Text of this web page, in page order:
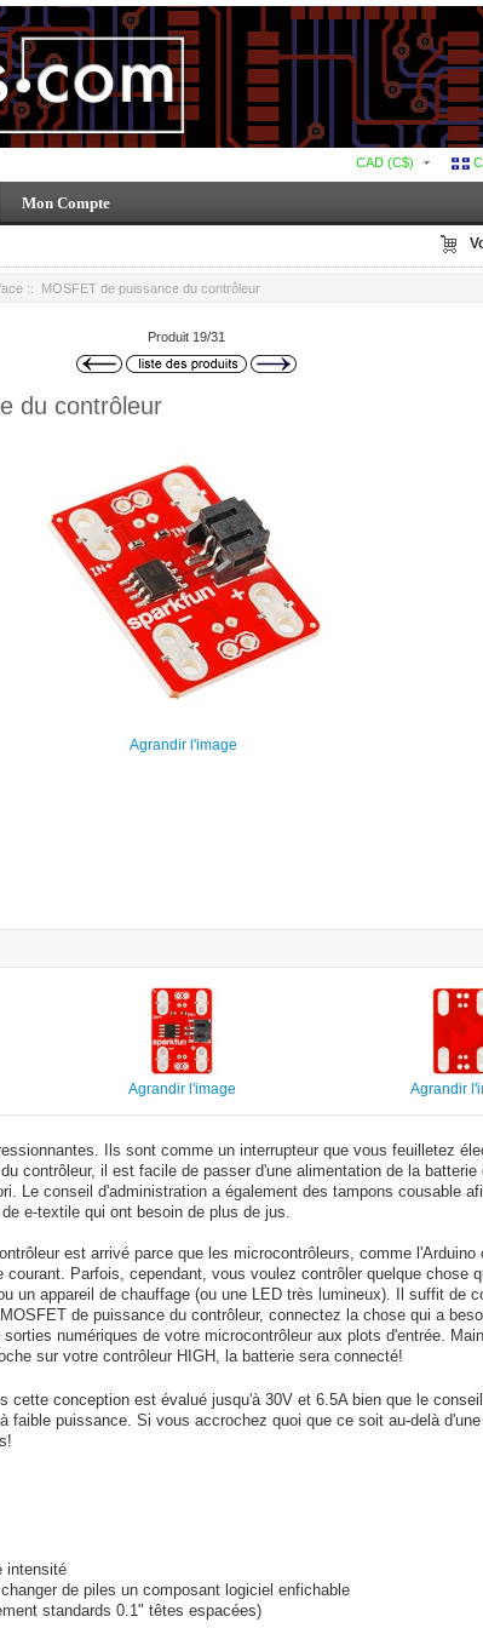
CAD (C$)
Mon Compte
:: MOSFET de puissance du contrôleur
Produit 19/31
du contrôleur
Agrandir l'image
Agrandir l'image Agrandir
Ils sont comme un interrupteur que vous feuilletez
contrôleur, il est facile de passer d'une alimentation de la batterie
Le conseil d'administration a également des tampons cousable
e-textile qui ont besoin de plus de jus.
est arrivé parce que les microcontrôleurs, comme l'Arduino
Parfois, cependant, vous voulez contrôler quelque chose
un appareil de chauffage (ou une LED très lumineux). Il suffit de
de puissance du contrôleur, connectez la chose qui a
numériques de votre microcontrôleur aux plots d'entrée.
sur votre contrôleur HIGH, la batterie sera connecté!
conception est évalué jusqu'à 30V et 6.5A bien que le
faible puissance. Si vous accrochez quoi que ce soit au-delà
intensité
de piles un composant logiciel enfichable
standards 0.1" têtes espacées)